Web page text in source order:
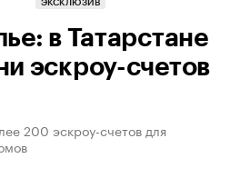
ЭКСКЛЮЗИВ
в Татарстане
эскроу-счетов
200 эскроу-счетов для